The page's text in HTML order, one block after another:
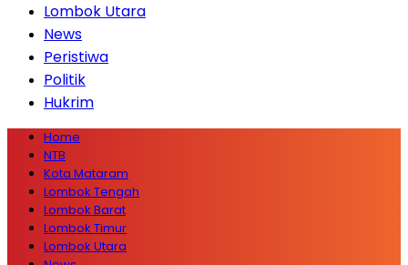
Lombok Utara
News
Peristiwa
Politik
Hukrim
Home
NTB
Kota Mataram
Lombok Tengah
Lombok Barat
Lombok Timur
Lombok Utara